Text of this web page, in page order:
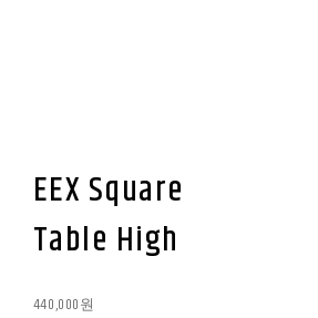
EEX Square
Table High
440,000원